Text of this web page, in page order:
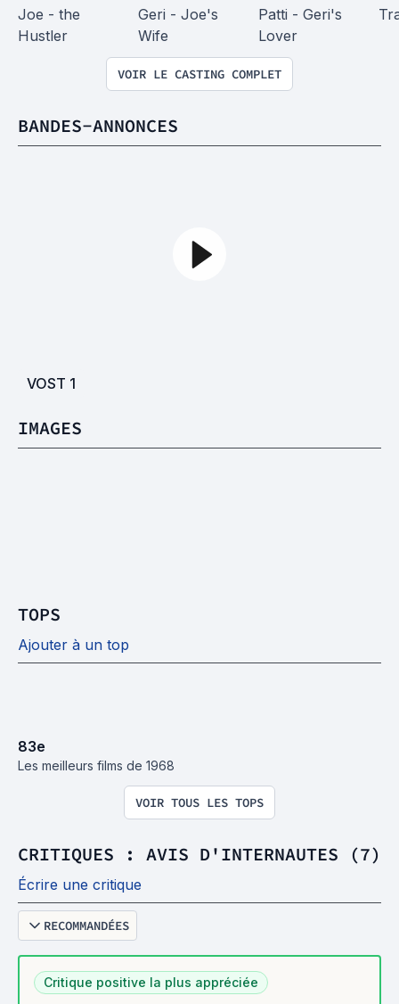
Joe - the
Hustler
Geri - Joe's
Wife
Patti - Geri's
Lover
VOIR LE CASTING COMPLET
BANDES-ANNONCES
VOST 1
IMAGES
TOPS
Ajouter à un top
83e
Les meilleurs films de 1968
VOIR TOUS LES TOPS
CRITIQUES : AVIS D'INTERNAUTES (7)
Écrire une critique
RECOMMANDÉES
Critique positive la plus appréciée